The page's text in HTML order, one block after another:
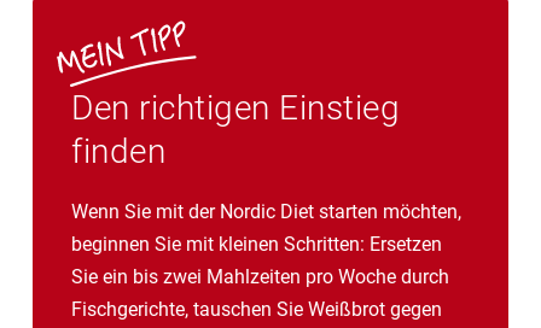
Den richtigen Einstieg
finden
Wenn Sie mit der Nordic Diet starten möchten,
beginnen Sie mit kleinen Schritten: Ersetzen
Sie ein bis zwei Mahlzeiten pro Woche durch
Fischgerichte, tauschen Sie Weißbrot gegen